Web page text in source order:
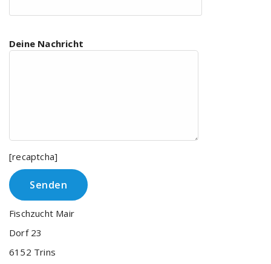
Deine Nachricht
[recaptcha]
Fischzucht Mair
Dorf 23
6152 Trins